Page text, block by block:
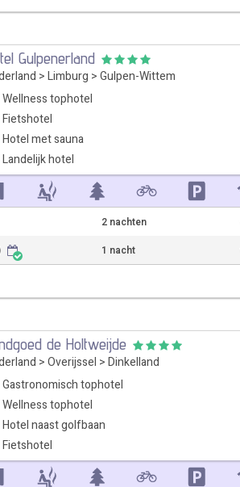
Gulpenerland
> Limburg > Gulpen-Wittem
Wellness tophotel
Fietshotel
Hotel met sauna
Landelijk hotel
2 nachten
1 nacht
de Holtweijde
> Overijssel > Dinkelland
Gastronomisch tophotel
Wellness tophotel
Hotel naast golfbaan
Fietshotel